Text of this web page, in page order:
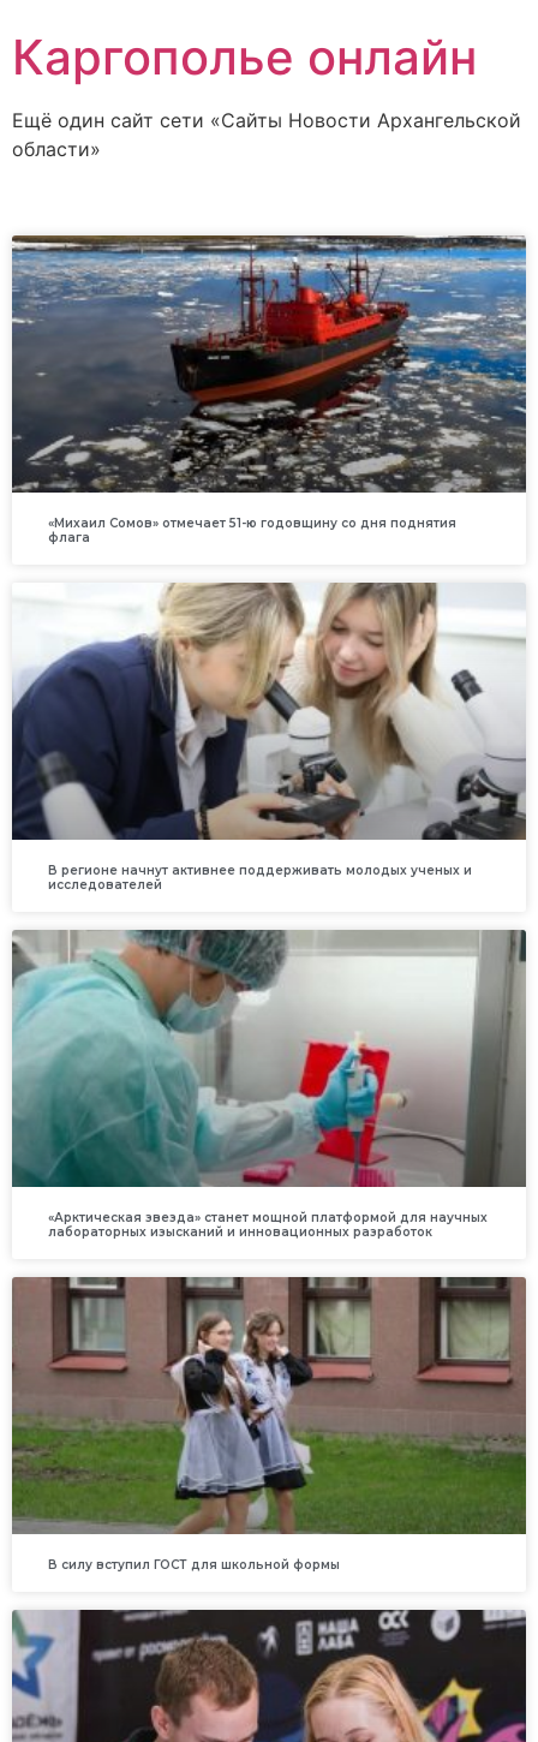
Каргополье онлайн
Ещё один сайт сети «Сайты Новости Архангельской
области»
«Михаил Сомов» отмечает 51-ю годовщину со дня поднятия
флага
В регионе начнут активнее поддерживать молодых ученых и
исследователей
«Арктическая звезда» станет мощной платформой для научных
лабораторных изысканий и инновационных разработок
В силу вступил ГОСТ для школьной формы